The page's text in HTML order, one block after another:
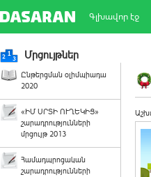
Գլխավոր էջ
Մրցույթներ
Ընթերցման օլիմպիադա
2020
«ԻՄ ՍՐՏԻ ՈՒՂԵԿԻՑ»
շարադրությունների
մրցույթ 2013
Համադպրոցական
շարադրությունների